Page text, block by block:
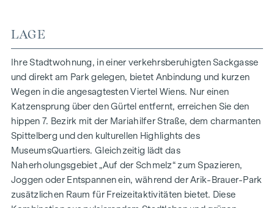
Wohnflächen von ca. 30 bis 130 m²
1- bis 4-Zimmerwohnungen
Gärten, Balkone, Loggien und Terrassen
Großzügige Raumhöhen
Tiefgaragenstellplätze | E-Mobilität
Innenhof Ruhelage
Photovoltaikanlage am Dach
Gemeinschaftsraum
ZUHAUSE ANKOMMEN
LAGE
Ihre Stadtwohnung, in einer verkehrsberuhigten Sackgasse
und direkt am Park gelegen, bietet Anbindung und kurzen
Wegen in die angesagtesten Viertel Wiens. Nur einen
Katzensprung über den Gürtel entfernt, erreichen Sie den
hippen 7. Bezirk mit der Mariahilfer Straße, dem charmanten
Spittelberg und den kulturellen Highlights des
MuseumsQuartiers. Gleichzeitig lädt das
Naherholungsgebiet „Auf der Schmelz“ zum Spazieren,
Joggen oder Entspannen ein, während der Arik-Brauer-Park
zusätzlichen Raum für Freizeitaktivitäten bietet. Diese